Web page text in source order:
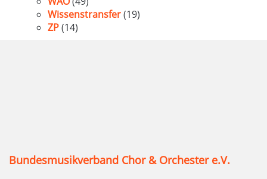
Wissenstransfer(19)
ZP(14)
Bundesmusikverband Chor & Orchester e.V.